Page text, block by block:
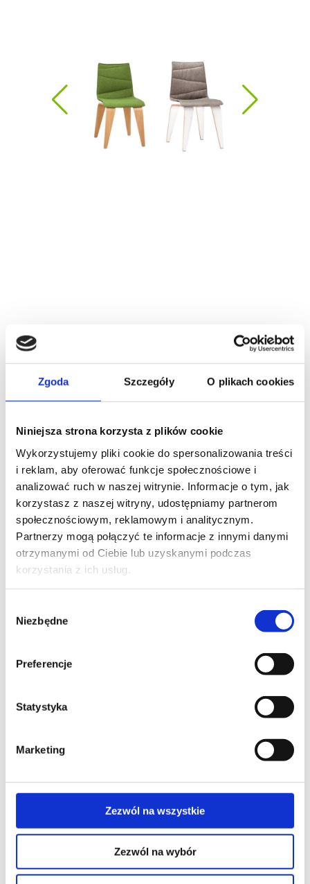
Zgoda Szczegóły O plikach cookies
Niniejsza strona korzysta z plików cookie
Wykorzystujemy pliki cookie do spersonalizowania treści
i reklam, aby oferować funkcje społecznościowe i
analizować ruch w naszej witrynie. Informacje o tym, jak
korzystasz z naszej witryny, udostępniamy partnerom
społecznościowym, reklamowym i analitycznym.
Partnerzy mogą połączyć te informacje z innymi danymi
otrzymanymi od Ciebie lub uzyskanymi podczas
korzystania z ich usług.
zgody
Niezbędne
Preferencje
Statystyka
Marketing
Zezwól na wszystkie
Zezwól na wybór
które na długo zostanie zapamiętane.
Zwykłe i szlachetne zarazem, przysadziste
poprzez drewno spłaszczonych nóg i
finezyjne dzięki ich płynnej linii. Połysk i
sprawia, że miejsce spotkań, kawiarnia czy
udomowione.
Kolekcja PIGI obejmuje krzesła i stoły z
nogami wykonanymi ze sklejki.